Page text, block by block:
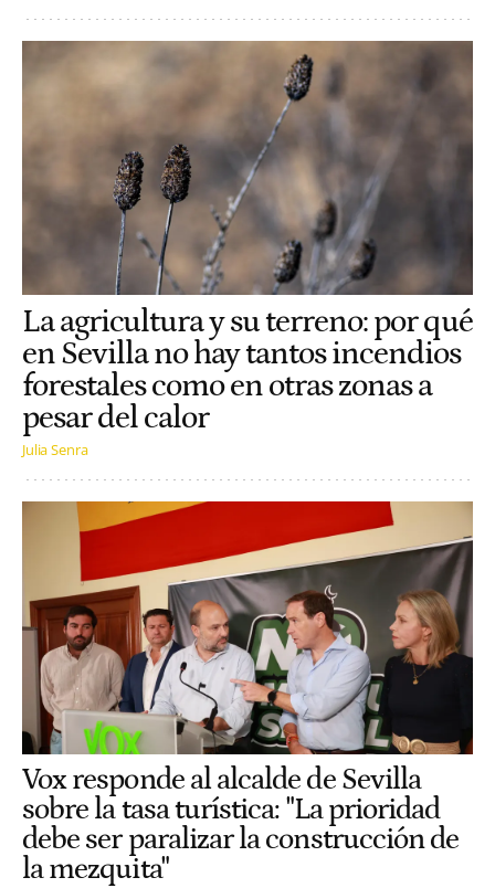
La agricultura y su terreno: por qué
en Sevilla no hay tantos incendios
forestales como en otras zonas a
pesar del calor
Julia Senra
Vox responde al alcalde de Sevilla
sobre la tasa turística: "La prioridad
debe ser paralizar la construcción de
la mezquita"